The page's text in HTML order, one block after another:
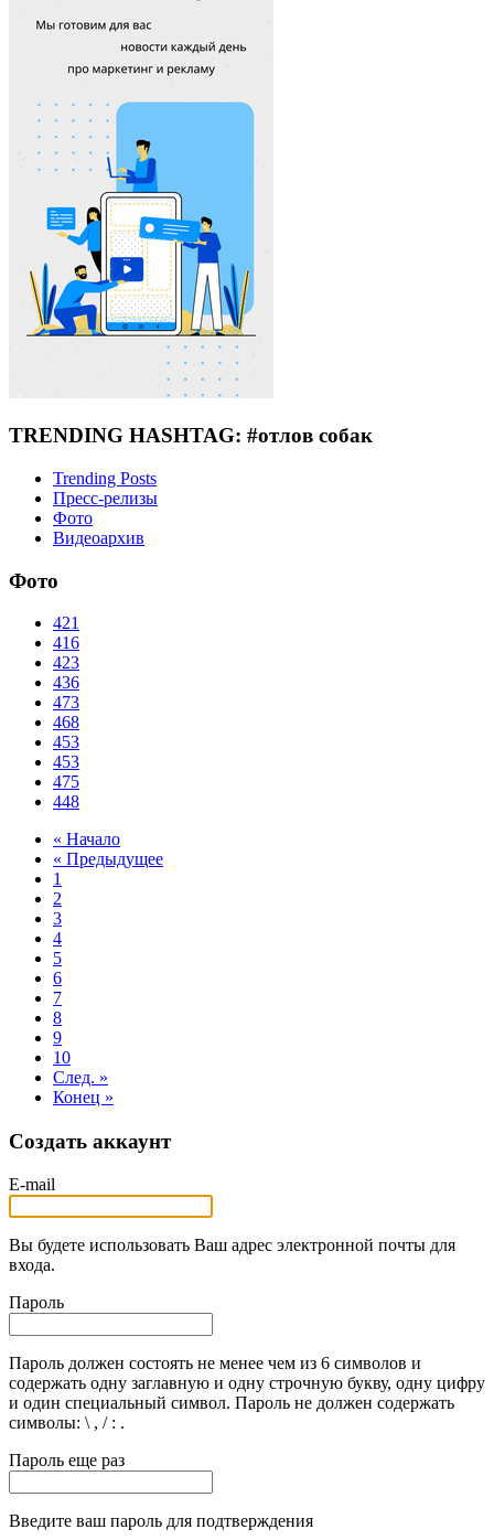
TRENDING HASHTAG: #отлов собак
Trending Posts
Пресс-релизы
Фото
Видеоархив
Фото
421
416
423
436
473
468
453
453
475
448
« Начало
« Предыдущее
1
2
3
4
5
6
7
8
9
10
След. »
Конец »
Создать аккаунт
E-mail
Вы будете использовать Ваш адрес электронной почты для
входа.
Пароль
Пароль должен состоять не менее чем из 6 символов и
содержать одну заглавную и одну строчную букву, одну цифру
и один специальный символ. Пароль не должен содержать
символы: \ , / : .
Пароль еще раз
Введите ваш пароль для подтверждения